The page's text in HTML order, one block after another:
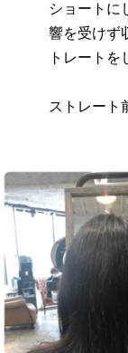
ショートに
響を受けず
トレートを
ストレート